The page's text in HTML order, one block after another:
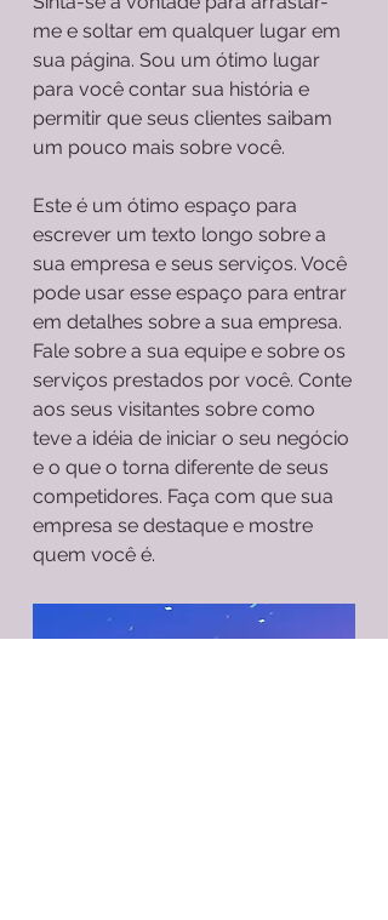
me e soltar em qualquer lugar em
sua página. Sou um ótimo lugar
para você contar sua história e
permitir que seus clientes saibam
um pouco mais sobre você.
Este é um ótimo espaço para
escrever um texto longo sobre a
sua empresa e seus serviços. Você
pode usar esse espaço para entrar
em detalhes sobre a sua empresa.
Fale sobre a sua equipe e sobre os
serviços prestados por você. Conte
aos seus visitantes sobre como
teve a idéia de iniciar o seu negócio
e o que o torna diferente de seus
competidores. Faça com que sua
empresa se destaque e mostre
quem você é.